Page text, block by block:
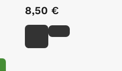
8,50 €